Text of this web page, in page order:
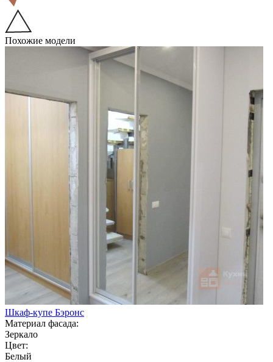
Похожие модели
Шкаф-купе Бэронс
Материал фасада:
Зеркало
Цвет:
Белый